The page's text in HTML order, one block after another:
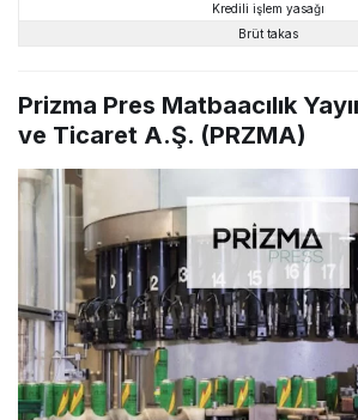
Kredili işlem yasağı
Brüt takas
Prizma Pres Matbaacılık
ve Ticaret A.Ş. (PRZMA)